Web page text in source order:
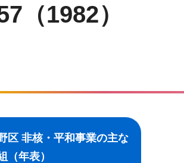
（1982）
区 非核・平和事業の主な
（年表）